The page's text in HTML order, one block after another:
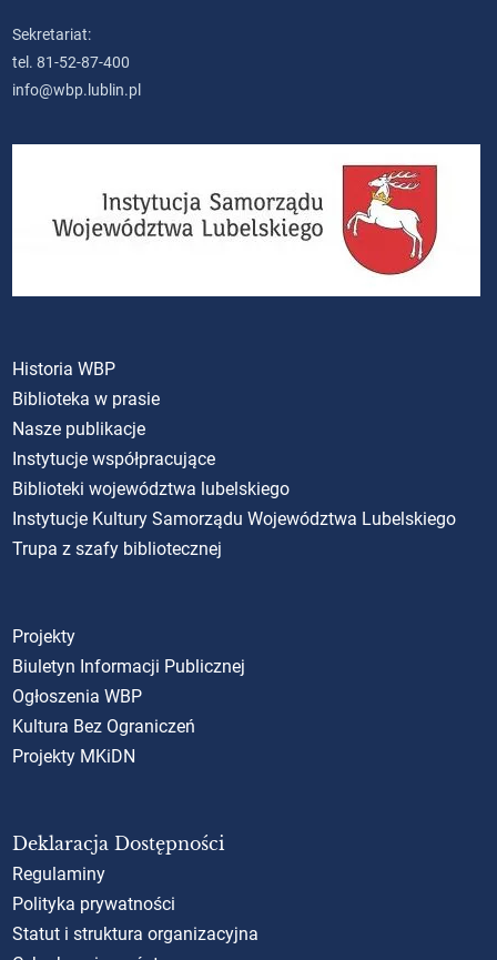
Sekretariat:
tel. 81-52-87-400
info@wbp.lublin.pl
Historia WBP
Biblioteka w prasie
Nasze publikacje
Instytucje współpracujące
Biblioteki województwa lubelskiego
Instytucje Kultury Samorządu Województwa Lubelskiego
Trupa z szafy bibliotecznej
Projekty
Biuletyn Informacji Publicznej
Ogłoszenia WBP
Kultura Bez Ograniczeń
Projekty MKiDN
Deklaracja Dostępności
Regulaminy
Polityka prywatności
Statut i struktura organizacyjna